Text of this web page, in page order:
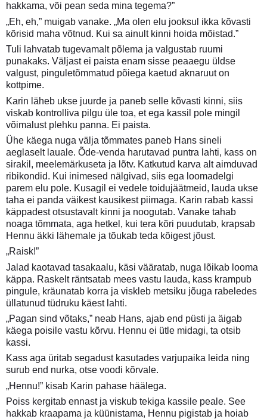
hakkama, või pean seda mina tegema?”
„Eh, eh,” muigab vanake. „Ma olen elu jooksul ikka kõvasti
kõrisid maha võtnud. Kui sa ainult kinni hoida mõistad.”
Tuli lahvatab tugevamalt põlema ja valgustab ruumi
punakaks. Väljast ei paista enam sisse peaaegu üldse
valgust, pinguletõmmatud põiega kaetud aknaruut on
kottpime.
Karin läheb ukse juurde ja paneb selle kõvasti kinni, siis
viskab kontrolliva pilgu üle toa, et ega kassil pole mingil
võimalust plehku panna. Ei paista.
Ühe käega nuga välja tõmmates paneb Hans sineli
aeglaselt lauale. Õde-venda harutavad puntra lahti, kass on
sirakil, meelemärkuseta ja lõtv. Katkutud karva alt aimduvad
ribikondid. Kui inimesed nälgivad, siis ega loomadelgi
parem elu pole. Kusagil ei vedele toidujäätmeid, lauda ukse
taha ei panda väikest kausikest piimaga. Karin rabab kassi
käppadest otsustavalt kinni ja noogutab. Vanake tahab
noaga tõmmata, aga hetkel, kui tera kõri puudutab, krapsab
Hennu äkki lähemale ja tõukab teda kõigest jõust.
„Raisk!”
Jalad kaotavad tasakaalu, käsi vääratab, nuga lõikab looma
käppa. Raskelt räntsatab mees vastu lauda, kass krampub
pingule, kräunatab korra ja viskleb metsiku jõuga rabeledes
üllatunud tüdruku käest lahti.
„Pagan sind võtaks,” neab Hans, ajab end püsti ja äigab
käega poisile vastu kõrvu. Hennu ei ütle midagi, ta otsib
kassi.
Kass aga üritab segadust kasutades varjupaika leida ning
surub end nurka, otse voodi kõrvale.
„Hennu!” kisab Karin pahase häälega.
Poiss kergitab ennast ja viskub tekiga kassile peale. See
hakkab kraapama ja küünistama, Hennu pigistab ja hoiab